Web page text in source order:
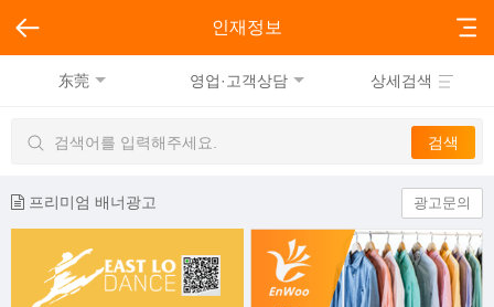
인재정보
东莞 영업·고객상담 상세검색
프리미엄 배너광고 광고문의